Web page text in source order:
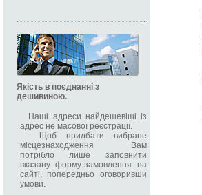
Якість в поєднанні з
дешивиною.
Наші адреси найдешевіші із
адрес не масової реєстрації.
Щоб придбати вибране
місцезнаходження Вам
потрібло лише заповнити
вказану форму-замовлення на
сайті, попередньо оговоривши
умови.